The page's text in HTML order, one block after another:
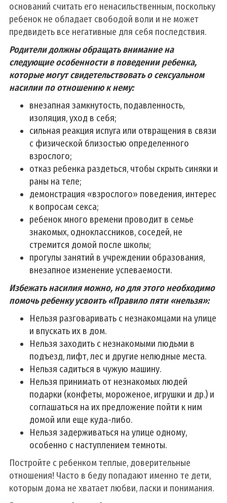
оснований считать его ненасильственным, поскольку
ребенок не обладает свободой воли и не может
предвидеть все негативные для себя последствия.
Родители должны обращать внимание на
следующие особенности в поведении ребенка,
которые могут свидетельствовать о сексуальном
насилии по отношению к нему:
внезапная замкнутость, подавленность,
изоляция, уход в себя;
сильная реакция испуга или отвращения в связи
с физической близостью определенного
взрослого;
отказ ребенка раздеться, чтобы скрыть синяки и
раны на теле;
демонстрация «взрослого» поведения, интерес
к вопросам секса;
ребенок много времени проводит в семье
знакомых, одноклассников, соседей, не
стремится домой после школы;
прогулы занятий в учреждении образования,
внезапное изменение успеваемости.
Избежать насилия можно, но для этого необходимо
помочь ребенку усвоить «Правило пяти «нельзя»:
Нельзя разговаривать с незнакомцами на улице
и впускать их в дом.
Нельзя заходить с незнакомыми людьми в
подъезд, лифт, лес и другие нелюдные места.
Нельзя садиться в чужую машину.
Нельзя принимать от незнакомых людей
подарки (конфеты, мороженое, игрушки и др.) и
соглашаться на их предложение пойти к ним
домой или еще куда-либо.
Нельзя задерживаться на улице одному,
особенно с наступлением темноты.
Постройте с ребенком теплые, доверительные
отношения! Часто в беду попадают именно те дети,
которым дома не хватает любви, ласки и понимания.